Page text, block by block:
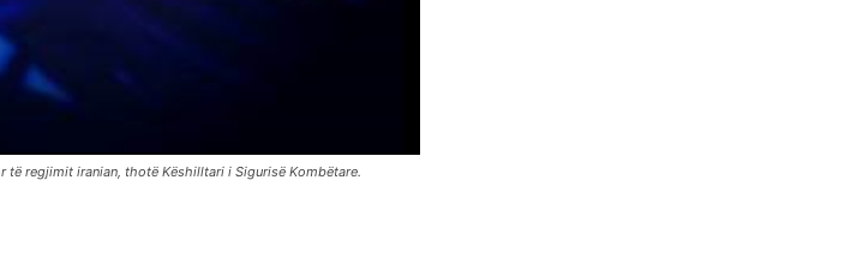
regjimit iranian, thotë Këshilltari i Sigurisë Kombëtare.